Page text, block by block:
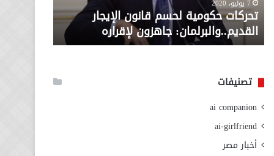
لإقراره
7 يوليو، 2020
تحركات حكومية لحسم قانون الإيجار
القديم..والبرلمان: جاهزون لإقراره
من
وزارة
الاجتماعي
تصنيفات
ai companion
ai-girlfriend
أخبار مصر